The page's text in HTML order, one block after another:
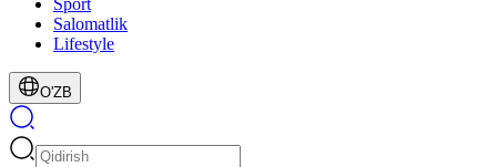
Sport
Salomatlik
Lifestyle
O'ZB